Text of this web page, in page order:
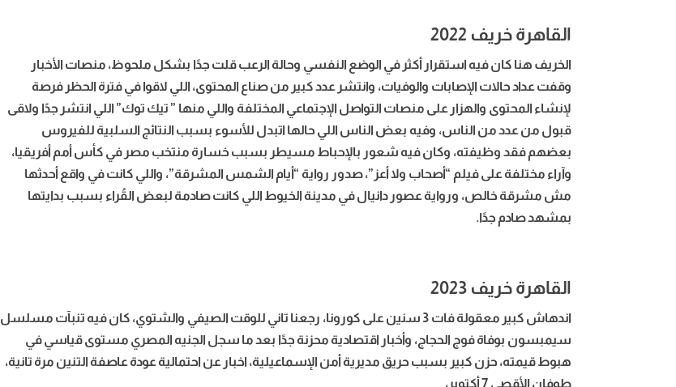
القاهرة خريف 2022
الخريف هنا كان فيه استقرار أكثر في الوضع النفسي وحالة الرعب قلت جدًا بشكل ملحوظ، منصات الأخبار
وقفت عداد حالات الإصابات والوفيات، وانتشر عدد كبير من صناع المحتوى، اللي لاقوا في فترة الحظر فرصة
لإنشاء المحتوى والهزار على منصات التواصل الإجتماعي المختلفة واللي منها ” تيك توك” اللي انتشر جدًا ولاقى
قبول من عدد من الناس، وفيه بعض الناس اللي حالها اتبدل للأسوء بسبب النتائج السلبية للفيروس
بعضهم فقد وظيفته، وكان فيه شعور بالإحباط مسيطر بسبب خسارة منتخب مصر في كأس أمم أفريقيا،
وآراء مختلفة على فيلم “أصحاب ولا أعز”، صدور رواية “أيام الشمس المشرقة”، واللي كانت في واقع أحدثها
مش مشرقة خالص، ورواية عصور دانيال في مدينة الخيوط اللي كانت صادمة لبعض القُراء بسبب بدايتها
بمشهد صادم جدًا.
القاهرة خريف 2023
اندهاش كبير معقولة فات 3 سنين على كورونا، رجعنا تاني للوقت الصيفي والشتوي، كان فيه تنبآت مسلسل
سيمبسون بوفاة فوج الحجاج، وأخبار اقتصادية محزنة جدًا بعد ما سجل الجنيه المصري مستوى قياسي في
هبوط قيمته، حزن كبير بسبب حريق مديرية أمن الإسماعيلية، اخبار عن احتمالية عودة عاصفة التنين مرة تانية،
طوفان الأقصى 7 أكتوبر،